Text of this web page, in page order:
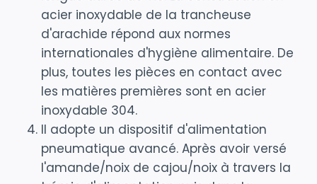
acier inoxydable de la trancheuse
d'arachide répond aux normes
internationales d'hygiène alimentaire. De
plus, toutes les pièces en contact avec
les matières premières sont en acier
inoxydable 304.
Il adopte un dispositif d'alimentation
pneumatique avancé. Après avoir versé
l'amande/noix de cajou/noix à travers la